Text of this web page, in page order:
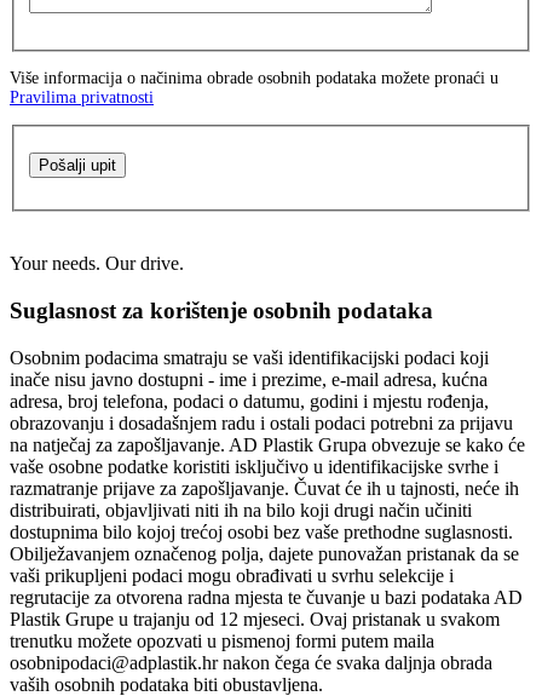
Više informacija o načinima obrade osobnih podataka možete pronaći u
Pravilima privatnosti
Pošalji upit
Your needs. Our drive.
Suglasnost za korištenje osobnih podataka
Osobnim podacima smatraju se vaši identifikacijski podaci koji
inače nisu javno dostupni - ime i prezime, e-mail adresa, kućna
adresa, broj telefona, podaci o datumu, godini i mjestu rođenja,
obrazovanju i dosadašnjem radu i ostali podaci potrebni za prijavu
na natječaj za zapošljavanje. AD Plastik Grupa obvezuje se kako će
vaše osobne podatke koristiti isključivo u identifikacijske svrhe i
razmatranje prijave za zapošljavanje. Čuvat će ih u tajnosti, neće ih
distribuirati, objavljivati niti ih na bilo koji drugi način učiniti
dostupnima bilo kojoj trećoj osobi bez vaše prethodne suglasnosti.
Obilježavanjem označenog polja, dajete punovažan pristanak da se
vaši prikupljeni podaci mogu obrađivati u svrhu selekcije i
regrutacije za otvorena radna mjesta te čuvanje u bazi podataka AD
Plastik Grupe u trajanju od 12 mjeseci. Ovaj pristanak u svakom
trenutku možete opozvati u pismenoj formi putem maila
osobnipodaci@adplastik.hr nakon čega će svaka daljnja obrada
vaših osobnih podataka biti obustavljena.